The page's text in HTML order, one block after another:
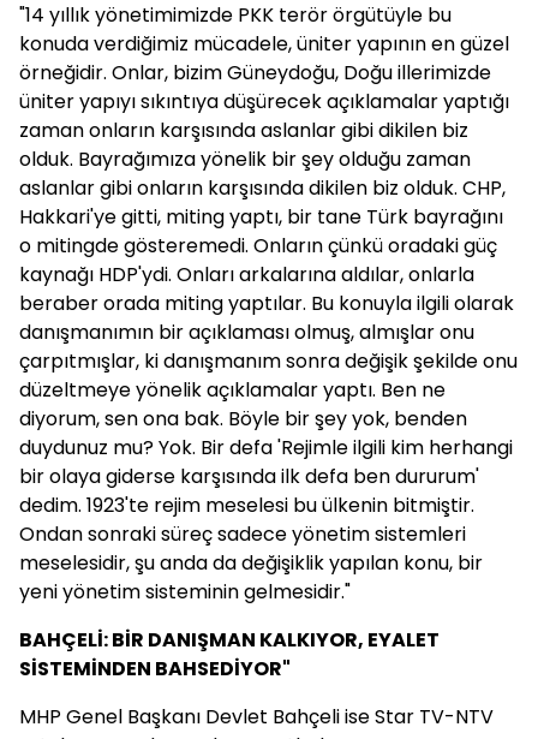
"14 yıllık yönetimimizde PKK terör örgütüyle bu
konuda verdiğimiz mücadele, üniter yapının en güzel
örneğidir. Onlar, bizim Güneydoğu, Doğu illerimizde
üniter yapıyı sıkıntıya düşürecek açıklamalar yaptığı
zaman onların karşısında aslanlar gibi dikilen biz
olduk. Bayrağımıza yönelik bir şey olduğu zaman
aslanlar gibi onların karşısında dikilen biz olduk. CHP,
Hakkari'ye gitti, miting yaptı, bir tane Türk bayrağını
o mitingde gösteremedi. Onların çünkü oradaki güç
kaynağı HDP'ydi. Onları arkalarına aldılar, onlarla
beraber orada miting yaptılar. Bu konuyla ilgili olarak
danışmanımın bir açıklaması olmuş, almışlar onu
çarpıtmışlar, ki danışmanım sonra değişik şekilde onu
düzeltmeye yönelik açıklamalar yaptı. Ben ne
diyorum, sen ona bak. Böyle bir şey yok, benden
duydunuz mu? Yok. Bir defa 'Rejimle ilgili kim herhangi
bir olaya giderse karşısında ilk defa ben dururum'
dedim. 1923'te rejim meselesi bu ülkenin bitmiştir.
Ondan sonraki süreç sadece yönetim sistemleri
meselesidir, şu anda da değişiklik yapılan konu, bir
yeni yönetim sisteminin gelmesidir."
BAHÇELİ: BİR DANIŞMAN KALKIYOR, EYALET
SİSTEMİNDEN BAHSEDİYOR"
MHP Genel Başkanı Devlet Bahçeli ise Star TV-NTV